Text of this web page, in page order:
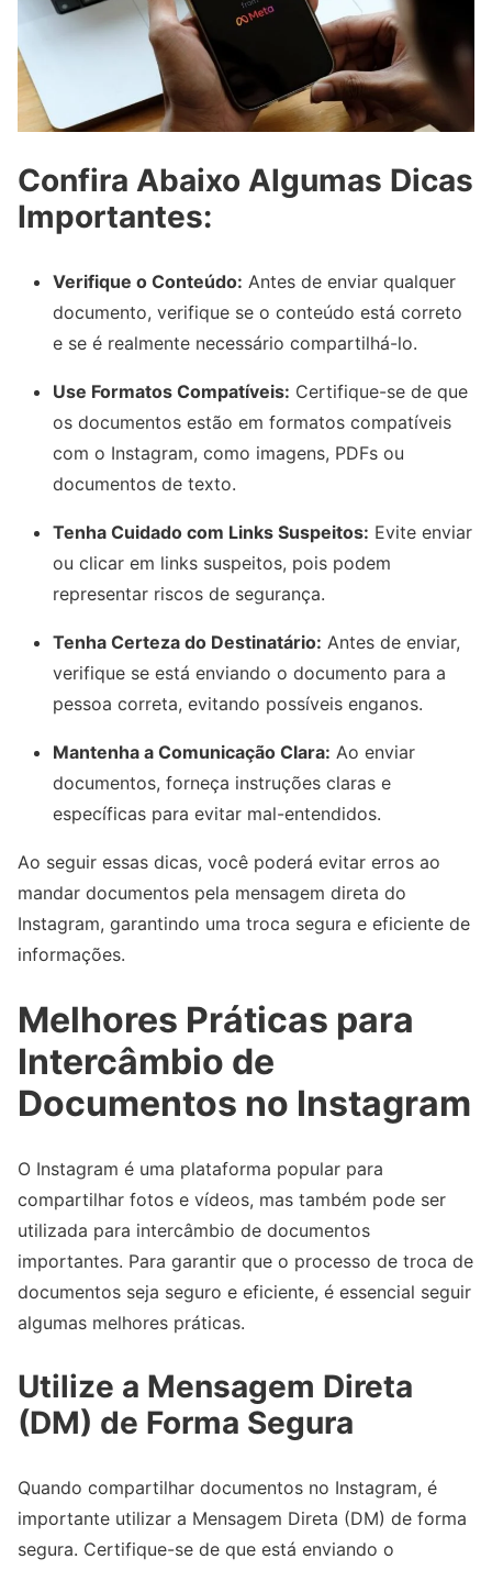
Confira Abaixo Algumas Dicas
Importantes:
Verifique o Conteúdo: Antes de enviar qualquer
documento, verifique se o conteúdo está correto
e se é realmente necessário compartilhá-lo.
Use Formatos Compatíveis: Certifique-se de que
os documentos estão em formatos compatíveis
com o Instagram, como imagens, PDFs ou
documentos de texto.
Tenha Cuidado com Links Suspeitos: Evite enviar
ou clicar em links suspeitos, pois podem
representar riscos de segurança.
Tenha Certeza do Destinatário: Antes de enviar,
verifique se está enviando o documento para a
pessoa correta, evitando possíveis enganos.
Mantenha a Comunicação Clara: Ao enviar
documentos, forneça instruções claras e
específicas para evitar mal-entendidos.
Ao seguir essas dicas, você poderá evitar erros ao
mandar documentos pela mensagem direta do
Instagram, garantindo uma troca segura e eficiente de
informações.
Melhores Práticas para
Intercâmbio de
Documentos no Instagram
O Instagram é uma plataforma popular para
compartilhar fotos e vídeos, mas também pode ser
utilizada para intercâmbio de documentos
importantes. Para garantir que o processo de troca de
documentos seja seguro e eficiente, é essencial seguir
algumas melhores práticas.
Utilize a Mensagem Direta
(DM) de Forma Segura
Quando compartilhar documentos no Instagram, é
importante utilizar a Mensagem Direta (DM) de forma
segura. Certifique-se de que está enviando o